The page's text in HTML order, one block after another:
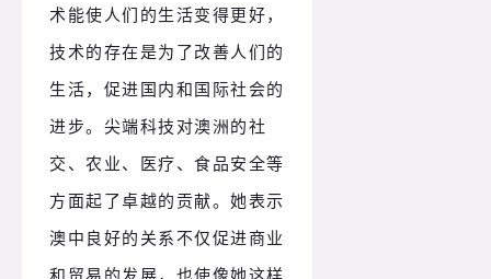
术能使人们的生活变得更好，
技术的存在是为了改善人们的
生活，促进国内和国际社会的
进步。尖端科技对澳洲的社
交、农业、医疗、食品安全等
方面起了卓越的贡献。她表示
澳中良好的关系不仅促进商业